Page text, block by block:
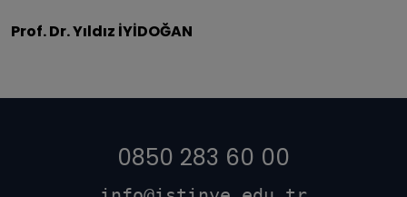
Prof. Dr. Yıldız İYİDOĞAN
0850 283 60 00